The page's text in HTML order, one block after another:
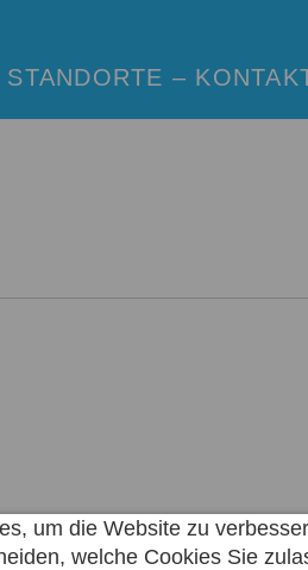
um die Website zu
welche Cookies Sie
STANDORTE –